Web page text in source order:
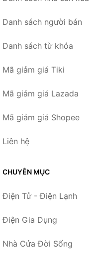
Danh sách người bán
Danh sách từ khóa
Mã giảm giá Tiki
Mã giảm giá Lazada
Mã giảm giá Shopee
Liên hệ
CHUYÊN MỤC
Điện Tử - Điện Lạnh
Điện Gia Dụng
Nhà Cửa Đời Sống